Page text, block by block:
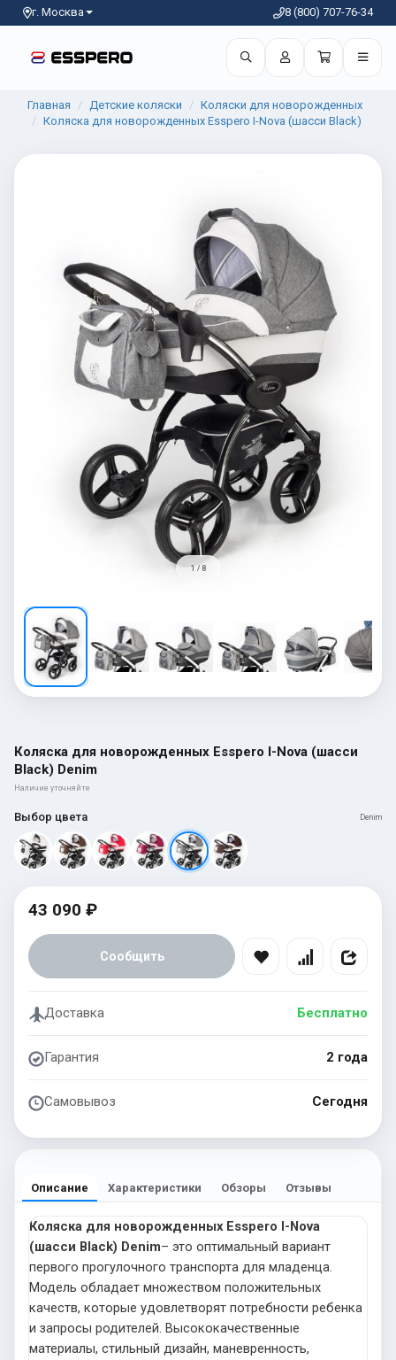
г. Москва 8 (800) 707-76-34
Главная Детские коляски
Коляски для новорожденных
Коляска для новорожденных Esspero I-Nova (шасси Black)
1 / 8
Коляска для новорожденных Esspero I-Nova (шасси
Black) Denim
Наличие уточняйте
Выбор цвета Denim
43 090 ₽
Сообщить
Доставка Бесплатно
Гарантия 2 года
Самовывоз Сегодня
Описание Характеристики Обзоры Отзывы
Коляска для новорожденных Esspero I-Nova
(шасси Black) Denim– это оптимальный вариант
первого прогулочного транспорта для младенца.
Модель обладает множеством положительных
качеств, которые удовлетворят потребности ребенка
и запросы родителей. Высококачественные
материалы, стильный дизайн, маневренность,